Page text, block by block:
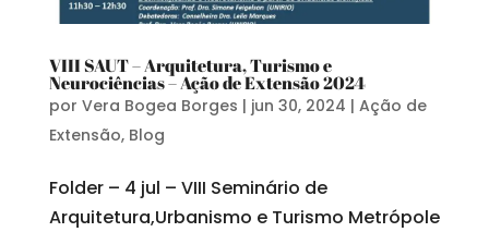
VIII SAUT – Arquitetura, Turismo e
Neurociências – Ação de Extensão 2024
por Vera Bogea Borges | jun 30, 2024 | Ação de
Extensão, Blog
Folder – 4 jul – VIII Seminário de
Arquitetura,Urbanismo e Turismo Metrópole